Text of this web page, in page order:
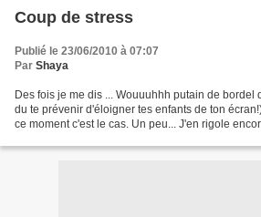
Coup de stress
Publié le 23/06/2010 à 07:07
Par Shaya
Des fois je me dis ... Wouuuhhh putain de bordel
du te prévenir d'éloigner tes enfants de ton
ce moment c'est le cas. Un peu... J'en rigole